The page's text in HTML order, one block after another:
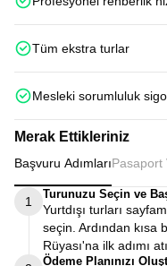
Tüm ekstra turlar
Mesleki sorumluluk
Merak Ettikleriniz
Başvuru AdımlarıPasaport
1
Turunuzu Seçin ve
Yurtdışı turları
seçin. Ardından
Rüyası'na ilk adımı
Ödeme Planınızı